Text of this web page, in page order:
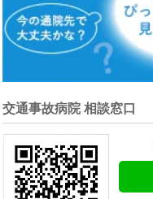
交通事故病院 相談窓口